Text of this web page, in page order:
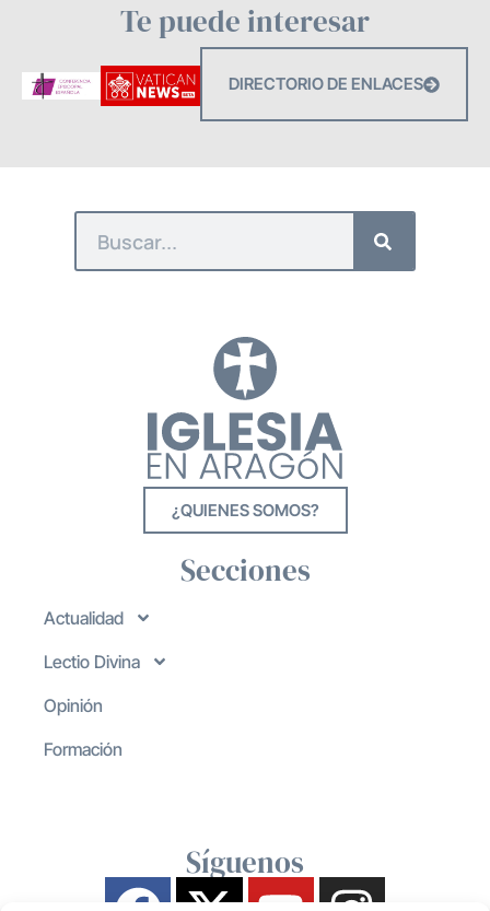
Te puede interesar
DIRECTORIO DE ENLACES
¿QUIENES SOMOS?
Secciones
Actualidad
Lectio Divina
Opinión
Formación
Síguenos